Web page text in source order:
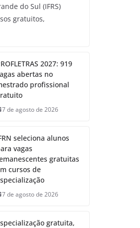
do Sul (IFRS)
gratuitos,
2027: 919
abertas no
profissional
7 de agosto de 2026
seleciona alunos
vagas
gratuitas
cursos de
7 de agosto de 2026
gratuita,